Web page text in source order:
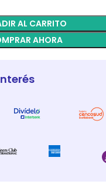
AL CARRITO
AHORA